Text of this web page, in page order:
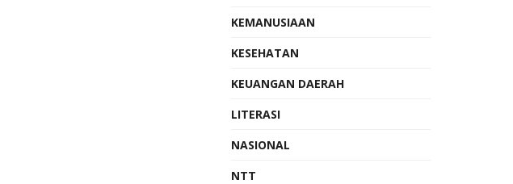
KEMANUSIAAN
KESEHATAN
KEUANGAN DAERAH
LITERASI
NASIONAL
NTT